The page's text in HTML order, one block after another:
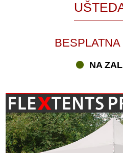
BESPLATNA
NA